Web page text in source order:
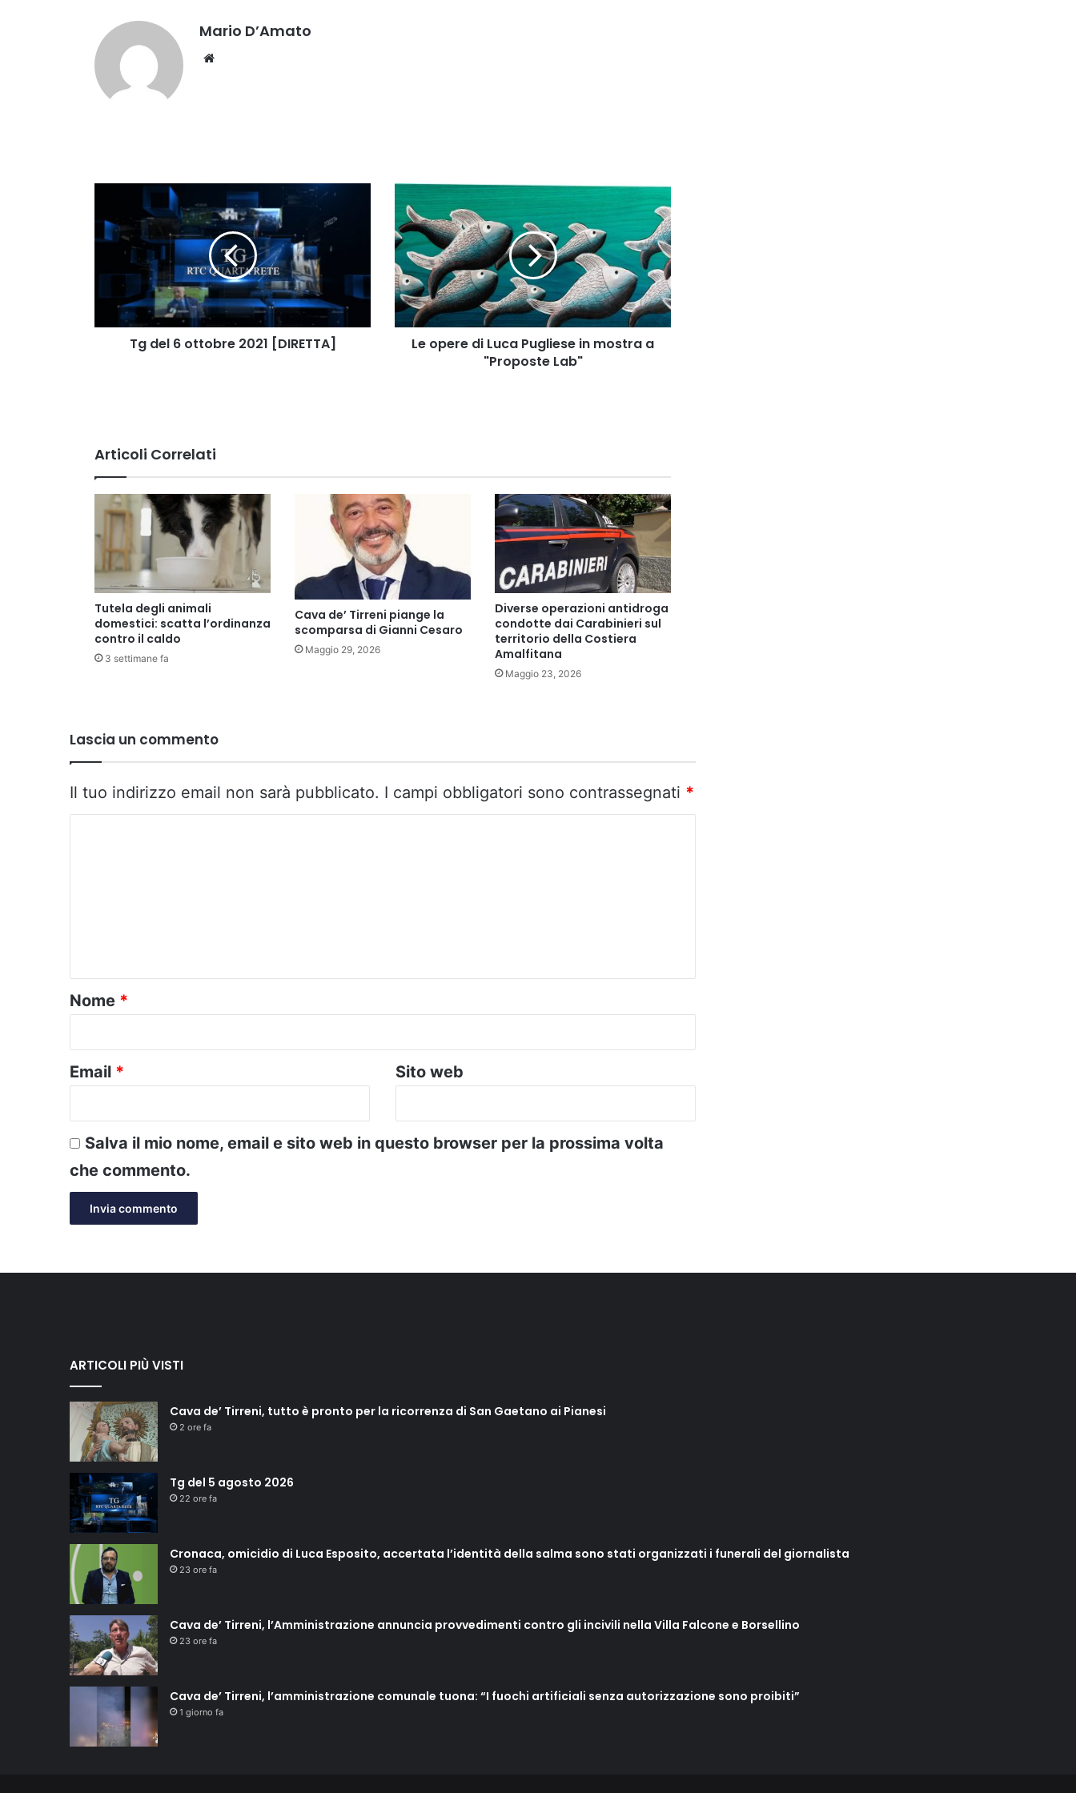
Mario D’Amato
6
ottobre
2021
[DIRETTA]
Tg del 6 ottobre 2021 [DIRETTA]
Le
opere
di
Luca
Pugliese
in
mostra
a
"Proposte
Lab"
Le opere di Luca Pugliese in mostra a
"Proposte Lab"
Articoli Correlati
Tutela degli animali
domestici: scatta l’ordinanza
contro il caldo
3 settimane fa
Cava de’ Tirreni piange la
scomparsa di Gianni Cesaro
Maggio 29, 2026
Diverse operazioni antidroga
condotte dai Carabinieri sul
territorio della Costiera
Amalfitana
Maggio 23, 2026
Lascia un commento
Il tuo indirizzo email non sarà pubblicato. I campi obbligatori sono contrassegnati *
o
*
Nome *
Email * Sito web
Salva il mio nome, email e sito web in questo browser per la prossima volta
che commento.
ARTICOLI PIÙ VISTI
Cava de’ Tirreni, tutto è pronto per la ricorrenza di San Gaetano ai Pianesi
2 ore fa
Tg del 5 agosto 2026
22 ore fa
Cronaca, omicidio di Luca Esposito, accertata l’identità della salma sono stati organizzati i funerali del giornalista
23 ore fa
Cava de’ Tirreni, l’Amministrazione annuncia provvedimenti contro gli incivili nella Villa Falcone e Borsellino
23 ore fa
Cava de’ Tirreni, l’amministrazione comunale tuona: “I fuochi artificiali senza autorizzazione sono proibiti”
1 giorno fa